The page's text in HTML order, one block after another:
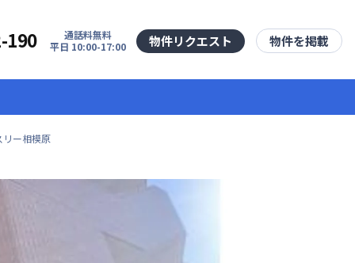
190
通話料無料
平日 10:00-17:00
物件リクエスト 物件を掲載
ー相模原